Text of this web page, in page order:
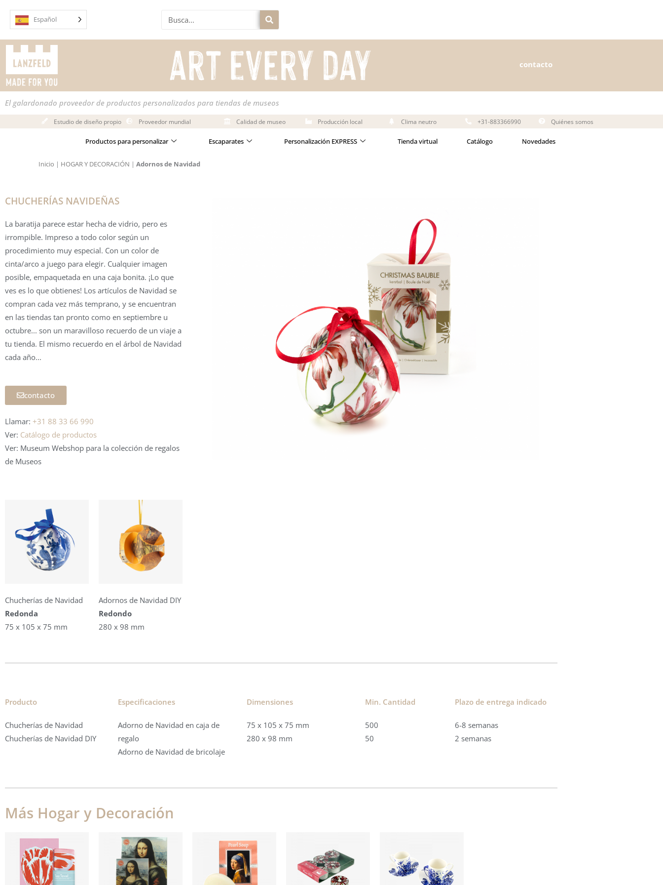
Español
Buscar
contacto
El galardonado proveedor de productos personalizados para tiendas de museos
Estudio de diseño propio Proveedor mundial Calidad de museo Producción local Clima neutro +31-883366990 Quiénes somos
Productos para personalizar Escaparates Personalización EXPRESS Tienda virtual Catálogo Novedades
Inicio | HOGAR Y DECORACIÓN | Adornos de Navidad
CHUCHERÍAS NAVIDEÑAS
La baratija parece estar hecha de vidrio, pero es
irrompible. Impreso a todo color según un
procedimiento muy especial. Con un color de
cinta/arco a juego para elegir. Cualquier imagen
posible, empaquetada en una caja bonita. ¡Lo que
ves es lo que obtienes! Los artículos de Navidad se
compran cada vez más temprano, y se encuentran
en las tiendas tan pronto como en septiembre u
octubre... son un maravilloso recuerdo de un viaje a
tu tienda. El mismo recuerdo en el árbol de Navidad
cada año...
contacto
Llamar: +31 88 33 66 990
Ver: Catálogo de productos
Ver: Museum Webshop para la colección de regalos
de Museos
Chucherías de Navidad
Redonda
75 x 105 x 75 mm
Adornos de Navidad DIY
Redondo
280 x 98 mm
Producto
Chucherías de Navidad
Chucherías de Navidad DIY
Especificaciones
Adorno de Navidad en caja de
regalo
Adorno de Navidad de bricolaje
Dimensiones
75 x 105 x 75 mm
280 x 98 mm
Min. Cantidad​
500
50
Plazo de entrega indicado
6-8 semanas
2 semanas
Más Hogar y Decoración